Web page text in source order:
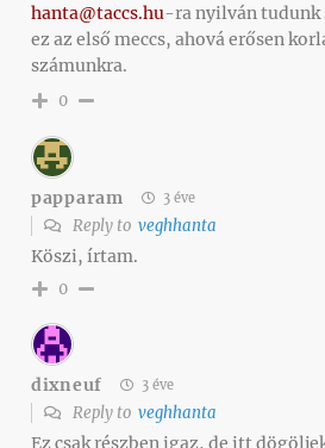
hanta@taccs.hu-ra nyilván tudunk
ez az első meccs, ahová erősen
számunkra.
0
papparam 3 éve
Reply to veghhanta
Köszi, írtam.
0
dixneuf 3 éve
Reply to veghhanta
Ez csak részben igaz, de itt